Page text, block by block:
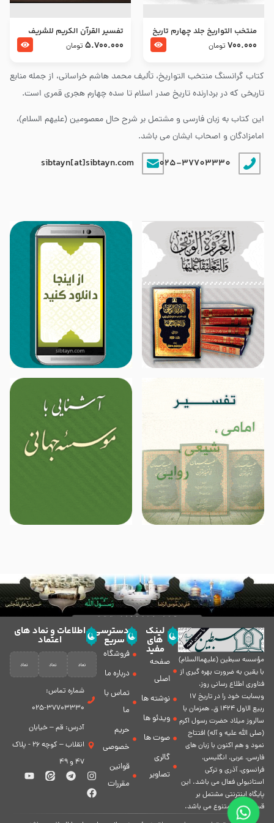
کتاب گرانسنگ منتخب التواريخ، تألیف محمد هاشم خراسانی، از جمله منابع
تاریخی که در بردارنده تاریخ صدر اسلام تا سده چهارم هجری قمری است.
این کتاب به زبان فارسی و مشتمل بر شرح حال معصومین (علیهم السلام)،
امامزادگان و اصحاب ایشان می باشد.
025-37703330
sibtayn[at]sibtayn.com
منتخب التواریخ جلد چهارم تاریخ
امام زین العابدین و امام محمد
700.000 تومان
تفسير القرآن الكريم للشريف
المرتضي قدس سرّه
5.700.000 تومان
مؤسسه سبطين (عليهماالسلام)
با يقين به ضرورت بهره گیرى از
فناورى اطلاع رسانى روز،
وبسایت خود را در تاريخ 17
ربيع الاول 1424 ق. همزمان با
سالروز ميلاد حضرت رسول اكرم
(صلی الله علیه و آله) افتتاح
نمود و هم اكنون با زبان های
فارسی، عربى، انگلیسی،
فرانسوی، آذری و ترکی
استانبولی فعال مى باشد. اين
پايگاه اينترنتى مشتمل بر
قسمت هاى متنوع مى باشد.
لینک
های
مفید
صفحه
اصلی
نوشته ها
ویدئو ها
صوت ها
گالری
تصاویر
دسترسی
سریع
فروشگاه
درباره ما
تماس با
ما
حریم
خصوصی
قوانین
مقررات
اطلاعات و نماد های
اعتماد
شماره تماس:
37703330-025
آدرس: قم – خیابان
انقلاب – کوچه 26 - پلاک
47 و 49